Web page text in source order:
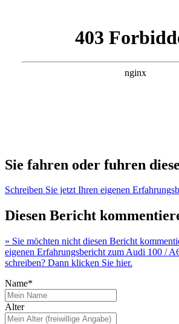
Sie fahren oder fuhren
Schreiben Sie jetzt Ihren eigenen
Diesen Bericht
» Sie möchten nicht diesen Bericht
eigenen Erfahrungsbericht zum Audi 100 /
schreiben? Dann klicken Sie hier.
Name*
Alter